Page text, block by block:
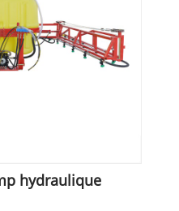
hydraulique